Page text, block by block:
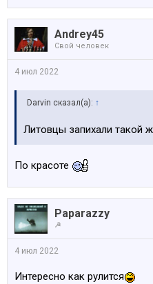
Andrey45
Свой человек
4 июл 2022
Darvin сказал(а): ↑
Литовцы запихали такой
По красоте
Paparazzy
☭
4 июл 2022
Интересно как рулится